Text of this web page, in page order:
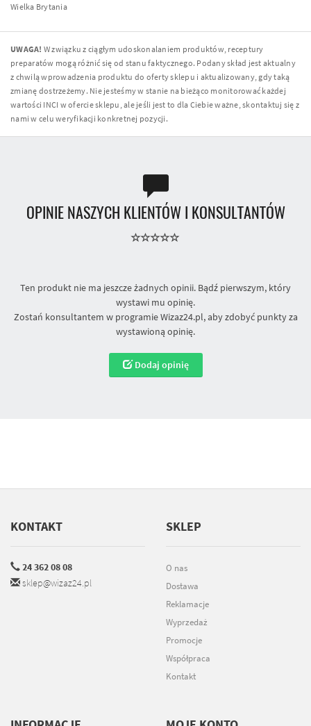
Wielka Brytania
UWAGA! W związku z ciągłym udoskonalaniem produktów, receptury
preparatów mogą różnić się od stanu faktycznego. Podany skład jest aktualny
z chwilą wprowadzenia produktu do oferty sklepu i aktualizowany, gdy taką
zmianę dostrzeżemy. Nie jesteśmy w stanie na bieżąco monitorować każdej
wartości INCI w ofercie sklepu, ale jeśli jest to dla Ciebie ważne, skontaktuj się z
nami w celu weryfikacji konkretnej pozycji.
OPINIE NASZYCH KLIENTÓW I KONSULTANTÓW
Ten produkt nie ma jeszcze żadnych opinii. Bądź pierwszym, który
wystawi mu opinię.
Zostań konsultantem w programie Wizaz24.pl, aby zdobyć punkty za
wystawioną opinię.
Dodaj opinię
KONTAKT
24 362 08 08
sklep@wizaz24.pl
SKLEP
O nas
Dostawa
Reklamacje
Wyprzedaż
Promocje
Współpraca
Kontakt